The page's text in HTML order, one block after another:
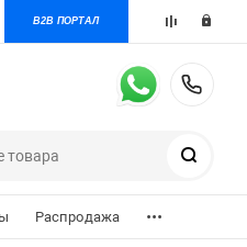
B2B ПОРТАЛ
Распродажа ...